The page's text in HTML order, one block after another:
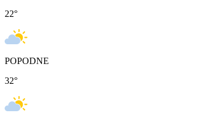
22°
POPODNE
32°